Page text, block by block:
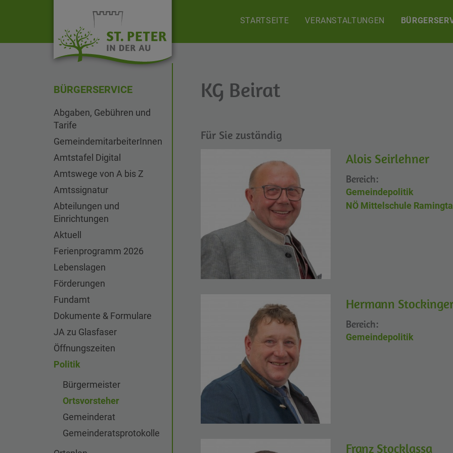
STARTSEITE VERANSTALTUNGEN
KG Beirat
Für Sie zuständig
Alois Seirlehner
Bereich:
Gemeindepolitik
NÖ Mittelschule
Hermann
Bereich:
Gemeindepolitik
Franz Stocklassa
BÜRGERSERVICE
Abgaben, Gebühren und
Tarife
GemeindemitarbeiterInnen
Amtstafel Digital
Amtswege von A bis Z
Amtssignatur
Abteilungen und
Einrichtungen
Aktuell
Ferienprogramm 2026
Lebenslagen
Förderungen
Fundamt
Dokumente & Formulare
JA zu Glasfaser
Öffnungszeiten
Politik
Bürgermeister
Ortsvorsteher
Gemeinderat
Gemeinderats​protokolle